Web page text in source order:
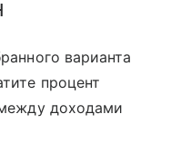
варианта
процент
доходами